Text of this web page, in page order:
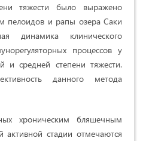
тяжести было выражено
пелоидов и рапы озера Саки
динамика клинического
процессов у
и средней степени тяжести.
данного метода
хроническим бляшечным
активной стадии отмечаются